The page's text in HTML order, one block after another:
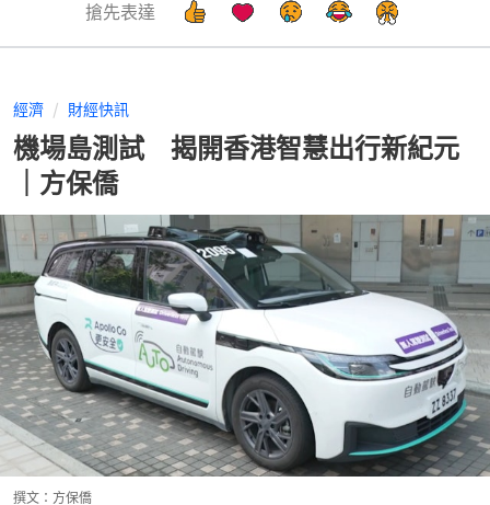
搶先表達
經濟 財經快訊
機場島測試 揭開香港智慧出行新紀元
｜方保僑
撰文： 方保僑